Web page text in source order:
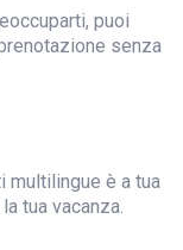
puoi
senza
multilingue è a tua
tua vacanza.